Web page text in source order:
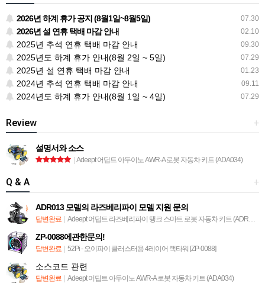
07.30
2026년 하계 휴가 공지 (8월1일~8월5일)
02.10
2026년 설 연휴 택배 마감 안내
09.30
2025년 추석 연휴 택배 마감 안내
07.29
2025년도 하계 휴가 안내(8월 2일 ~ 5일)
01.23
2025년 설 연휴 택배 마감 안내
09.11
2024년 추석 연휴 택배 마감 안내
07.29
2024년도 하계 휴가 안내(8월 1일 ~ 4일)
+
Review
설명서와 소스
Adeept 어딥트 아두이노 AWR-A 로봇 자동차 키트 (ADA034)
+
Q & A
ADR013 모델의 라즈베리파이 모델 지원 문의
답변완료 Adeept 어딥트 라즈베리파이 탱크 스마트 로봇 자동차 키트 (ADR013)
ZP-0088에관한문의!
답변완료 52Pi - 오이파이 클러스터용 4레이어 랙타워 [ZP-0088]
소스코드 관련
답변완료 Adeept 어딥트 아두이노 AWR-A 로봇 자동차 키트 (ADA034)